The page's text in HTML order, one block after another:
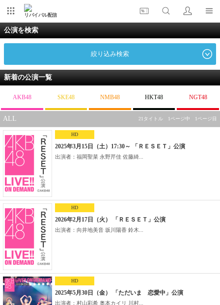
リバイバル配信
公演を検索
絞り込み検索
新着の公演一覧
AKB48 SKE48 NMB48 HKT48 NGT48
ALL 21タイトル 1ページ中 1ページ目
HD
2025年3月15日（土）17:30～ 「ＲＥＳＥＴ」公演
出演者：福岡聖菜 永野芹佳 佐藤綺...
HD
2026年2月17日（火） 「ＲＥＳＥＴ」公演
出演者：向井地美音 坂川陽香 鈴木...
HD
2025年5月30日（金） 「ただいま 恋愛中」公演
出演者：村山彩希 奥本カイリ 川村...